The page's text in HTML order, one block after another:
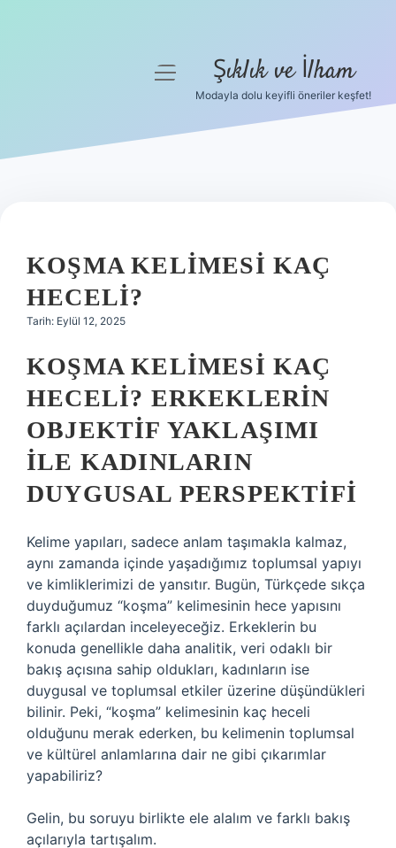
menüyü
Şıklık ve İlham
Modayla dolu keyifli öneriler keşfet!
KOŞMA KELIMESI KAÇ
HECELI?
Tarih: Eylül 12, 2025
KOŞMA KELIMESI KAÇ
HECELI? ERKEKLERIN
OBJEKTIF YAKLAŞIMI
ILE KADINLARIN
DUYGUSAL PERSPEKTIFI
Kelime yapıları, sadece anlam taşımakla kalmaz,
aynı zamanda içinde yaşadığımız toplumsal yapıyı
ve kimliklerimizi de yansıtır. Bugün, Türkçede sıkça
duyduğumuz “koşma” kelimesinin hece yapısını
farklı açılardan inceleyeceğiz. Erkeklerin bu
konuda genellikle daha analitik, veri odaklı bir
bakış açısına sahip oldukları, kadınların ise
duygusal ve toplumsal etkiler üzerine düşündükleri
bilinir. Peki, “koşma” kelimesinin kaç heceli
olduğunu merak ederken, bu kelimenin toplumsal
ve kültürel anlamlarına dair ne gibi çıkarımlar
yapabiliriz?
Gelin, bu soruyu birlikte ele alalım ve farklı bakış
açılarıyla tartışalım.